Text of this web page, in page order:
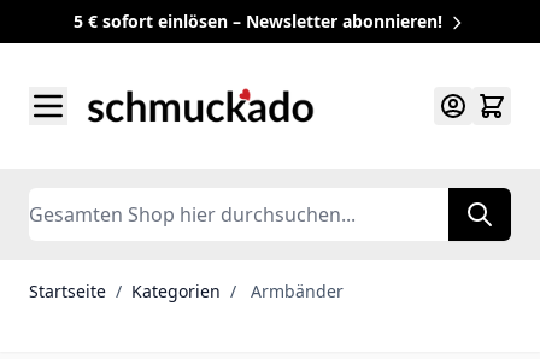
5 € sofort einlösen – Newsletter abonnieren!
Search
Startseite / Kategorien / Armbänder